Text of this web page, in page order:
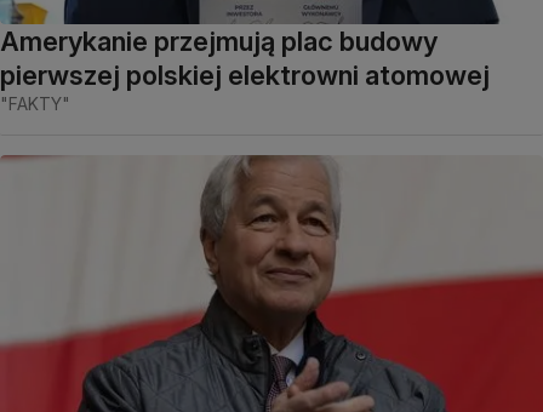
Amerykanie przejmują plac budowy
pierwszej polskiej elektrowni atomowej
"FAKTY"